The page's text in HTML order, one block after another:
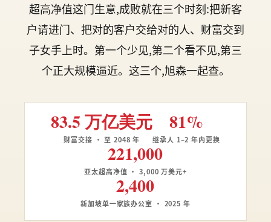
超高净值这门生意,成败就在三个时刻:把新客
户请进门、把对的客户交给对的人、财富交到
子女手上时。第一个少见,第二个看不见,第三
个正大规模逼近。这三个,旭森一起查。
83.5 万亿美元
财富交接 · 至 2048 年
81%
继承人 1–2 年内更换
221,000
亚太超高净值 · 3,000 万美元+
2,400
新加坡单一家族办公室 · 2025 年